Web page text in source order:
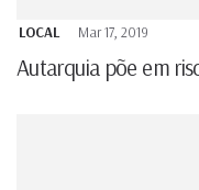
LOCAL Mar 17, 2019
Autarquia põe em